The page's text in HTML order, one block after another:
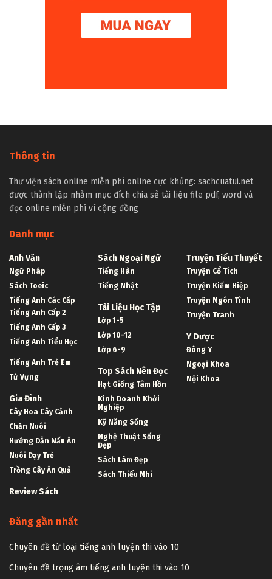
Thông tin
Thư viện sách online miễn phí online cực khủng: sachcuatui.net
được thành lập nhằm mục đích chia sẻ tài liệu file pdf, word và
đọc online miễn phí vì cộng đồng
Danh mục
Anh Văn
Ngữ Pháp
Sách Toeic
Tiếng Anh Các Cấp
Tiếng Anh Cấp 2
Tiếng Anh Cấp 3
Tiếng Anh Tiểu Học
Tiếng Anh Trẻ Em
Từ Vựng
Gia Đình
Cây Hoa Cây Cảnh
Chăn Nuôi
Hướng Dẫn Nấu Ăn
Nuôi Dạy Trẻ
Trồng Cây Ăn Quả
Review Sách
Sách Ngoại Ngữ
Tiếng Hàn
Tiếng Nhật
Tài Liệu Học Tập
Lớp 1-5
Lớp 10-12
Lớp 6-9
Top Sách Nên Đọc
Hạt Giống Tâm Hồn
Kinh Doanh Khởi
Nghiệp
Kỹ Năng Sống
Nghệ Thuật Sống
Đẹp
Sách Làm Đẹp
Sách Thiếu Nhi
Truyện Tiểu Thuyết
Truyện Cổ Tích
Truyện Kiếm Hiệp
Truyện Ngôn Tình
Truyện Tranh
Y Dược
Đông Y
Ngoại Khoa
Nội Khoa
Đăng gần nhất
Chuyên đề từ loại tiếng anh luyện thi vào 10
Chuyên đề trọng âm tiếng anh luyện thi vào 10